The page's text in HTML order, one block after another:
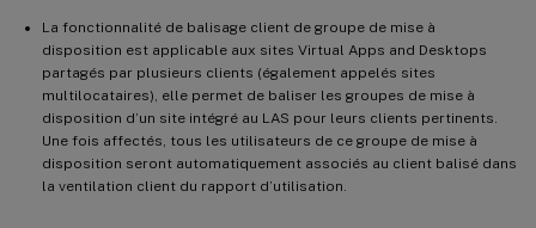
La fonctionnalité de balisage client de groupe de mise à
disposition est applicable aux sites Virtual Apps and Desktops
partagés par plusieurs clients (également appelés sites
multilocataires), elle permet de baliser les groupes de mise à
disposition d’un site intégré au LAS pour leurs clients pertinents.
Une fois affectés, tous les utilisateurs de ce groupe de mise à
disposition seront automatiquement associés au client balisé dans
la ventilation client du rapport d’utilisation.